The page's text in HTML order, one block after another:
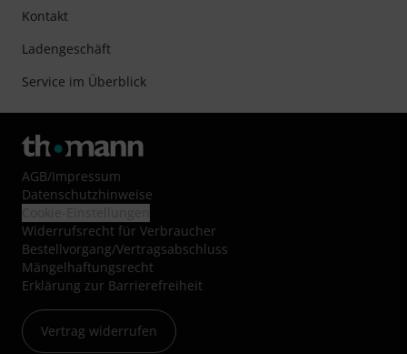
Kontakt
Ladengeschäft
Service im Überblick
AGB/Impressum
Datenschutzhinweise
Widerrufsrecht für Verbraucher
Bestellvorgang/Vertragsabschluss
Mängelhaftungsrecht
Erklärung zur Barrierefreiheit
Vertrag widerrufen